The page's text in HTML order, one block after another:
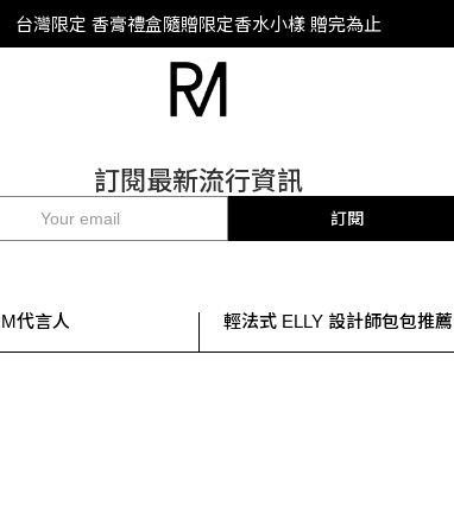
SUPER JUNIOR-D&E 全新代言
台灣限定 香膏禮盒隨贈限定香水小樣 贈完為止
SUPER JUNIOR-D&E 全新代言
訂閱最新流行資訊
訂閱
代言人 輕法式 ELLY 設計師包包推薦